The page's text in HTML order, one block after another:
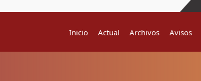
Inicio Actual Archivos Avisos